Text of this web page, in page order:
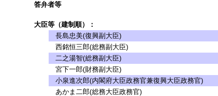
答弁者等
大臣等（建制順）：
長島忠美(復興副大臣)
西銘恒三郎(総務副大臣)
二之湯智(総務副大臣)
宮下一郎(財務副大臣)
小泉進次郎(内閣府大臣政務官兼復興大臣政務官)
あかま二郎(総務大臣政務官)